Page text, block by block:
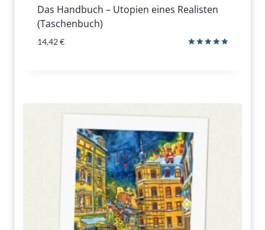
Das Handbuch – Utopien eines Realisten
(Taschenbuch)
14,42€